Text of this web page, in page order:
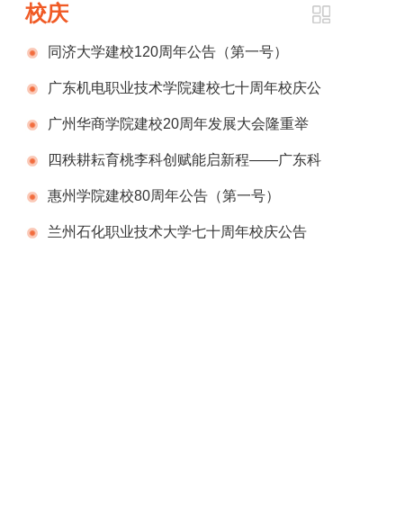
校庆
同济大学建校120周年公告（第一号）
广东机电职业技术学院建校七十周年校庆公
告（第一号）
广州华商学院建校20周年发展大会隆重举
行 四秩耕耘育桃李科创赋能启新程——广东科
学技术职业学院（广东省科技干部学院）举办
建校40周年校庆系列活动
惠州学院建校80周年公告（第一号）
兰州石化职业技术大学七十周年校庆公告